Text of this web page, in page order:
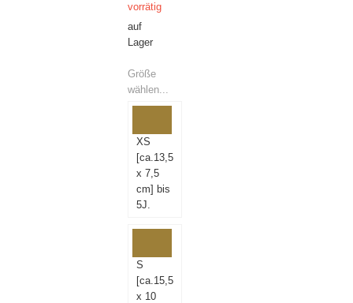
vorrätig
auf
Lager
Größe
wählen...
wählen...
XS
[ca.13,5
x 7,5
cm] bis
5J.
S
[ca.15,5
x 10